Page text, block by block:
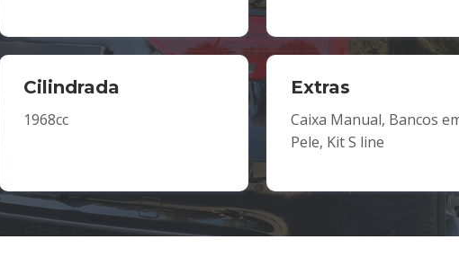
Cilindrada
1968cc
Extras
Caixa Manual, Bancos
Pele, Kit S line